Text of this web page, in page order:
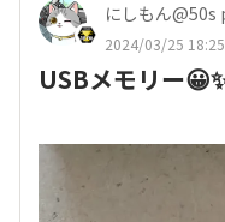
にしもん@50s
2024/03/25 18:25
USBメモリー